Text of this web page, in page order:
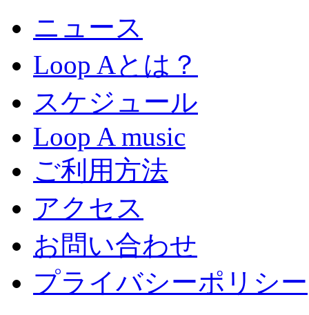
ニュース
Loop Aとは？
スケジュール
Loop A music
ご利用方法
アクセス
お問い合わせ
プライバシーポリシー